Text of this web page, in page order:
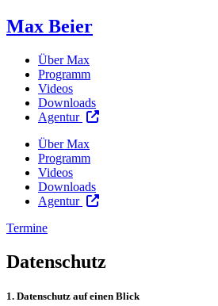
Max Beier
Über Max
Programm
Videos
Downloads
Agentur
Über Max
Programm
Videos
Downloads
Agentur
Termine
Datenschutz
1. Datenschutz auf einen Blick